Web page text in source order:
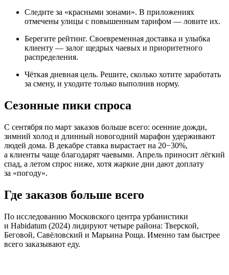
Следите за «красными зонами». В приложениях
отмечены улицы с повышенным тарифом — ловите их.
Берегите рейтинг. Своевременная доставка и улыбка
клиенту — залог щедрых чаевых и приоритетного
распределения.
Чёткая дневная цель. Решите, сколько хотите заработать
за смену, и уходите только выполнив норму.
Сезонные пики спроса
С сентября по март заказов больше всего: осенние дожди,
зимний холод и длинный новогодний марафон удерживают
людей дома. В декабре ставка вырастает на 20−30%,
а клиенты чаще благодарят чаевыми. Апрель приносит лёгкий
спад, а летом спрос ниже, хотя жаркие дни дают доплату
за «погоду».
Где заказов больше всего
По исследованию Московского центра урбанистики
и Habidatum (2024) лидируют четыре района: Тверской,
Беговой, Савёловский и Марьина Роща. Именно там быстрее
всего заказывают еду.